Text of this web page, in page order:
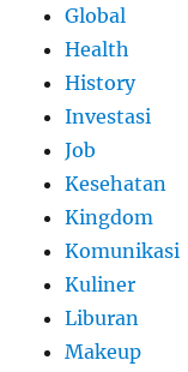
Global
Health
History
Investasi
Job
Kesehatan
Kingdom
Komunikasi
Kuliner
Liburan
Makeup